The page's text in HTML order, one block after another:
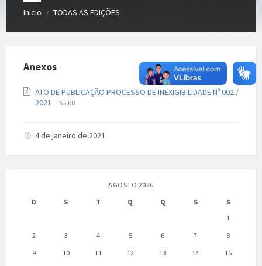
Inicio / TODAS AS EDIÇÕES
Anexos
ATO DE PUBLICAÇÃO PROCESSO DE INEXIGIBILIDADE Nº 002 /
2021
Extensão
pdf
Tamanho
155 kB
4 de janeiro de 2021
AGOSTO 2026
D
S T Q Q S
S
1
2
3 4 5 6 7
8
9
10 11 12 13 14 15